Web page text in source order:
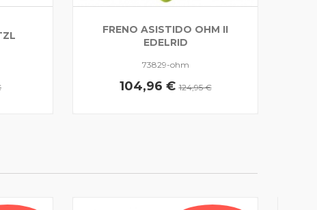
FRENO ASISTIDO OHM II
EDELRID
73829-ohm
104,96 €124,95 €